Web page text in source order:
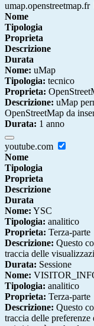
umap.openstreetmap.fr
Nome
Tipologia
Proprieta
Descrizione
Durata
Nome: uMap
Tipologia: tecnico
Proprieta:
Descrizione: uMap
OpenStreetMap da
Durata: 1 anno
youtube.com
Nome
Tipologia
Proprieta
Descrizione
Durata
Nome: YSC
Tipologia: analitico
Proprieta: Terza-parte
Descrizione: Questo
traccia delle
Durata: Sessione
Nome:
Tipologia: analitico
Proprieta: Terza-parte
Descrizione: Questo
traccia delle